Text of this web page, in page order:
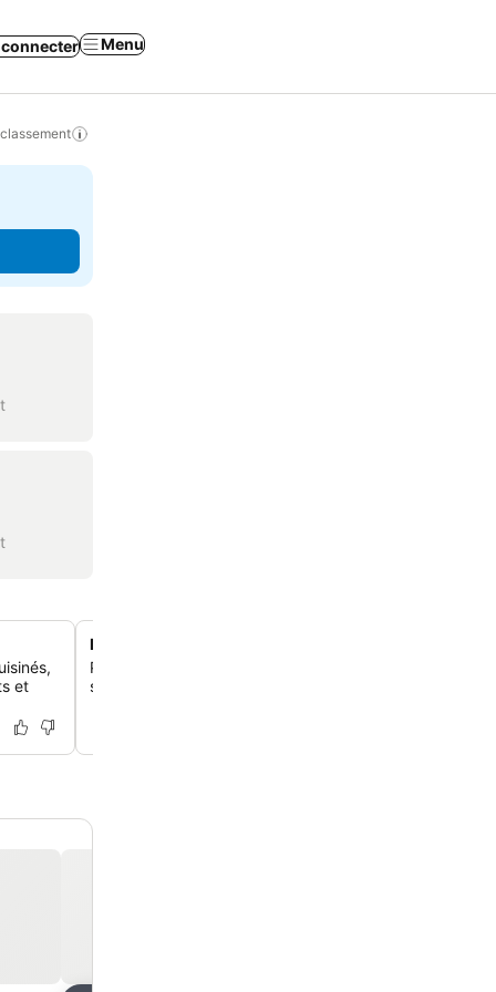
connecter Menu
et
Piscine intérieure et installations de spa
Profite de la piscine intérieure, du bain à remous, du
sauna, un endroit parfait pour te détendre, peu importe